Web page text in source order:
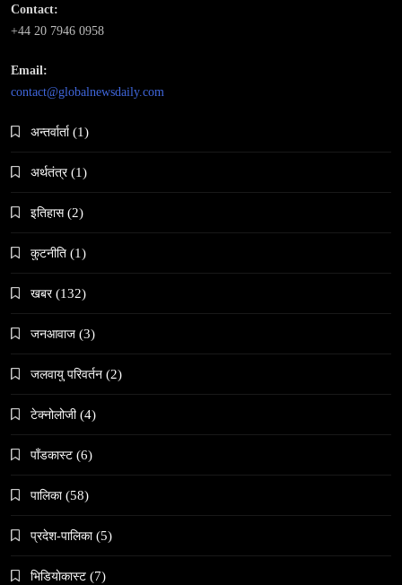
April 3, 2026
Contact:
+44 20 7946 0958
Email:
contact@globalnewsdaily.com
अन्तर्वार्ता (1)
अर्थतंत्र (1)
इतिहास (2)
कुटनीति (1)
खबर (132)
जनआवाज (3)
जलवायु परिवर्तन (2)
टेक्नोलोजी (4)
पाँडकास्ट (6)
पालिका (58)
प्रदेश-पालिका (5)
भिडियाेकास्ट (7)